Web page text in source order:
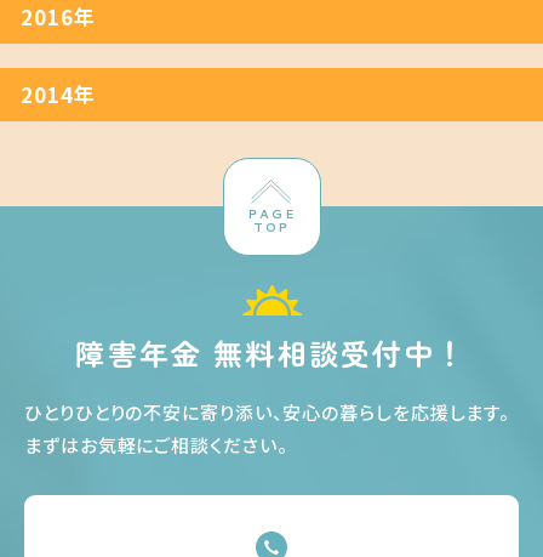
2016年
2014年
PAGE
TOP
障害年金 無料相談受付中！
ひとりひとりの不安に寄り添い、安心の暮らしを応援します。
まずはお気軽にご相談ください。